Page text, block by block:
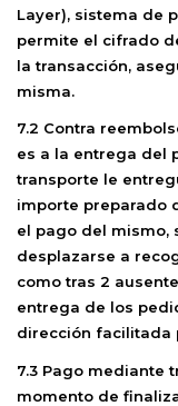
Layer), sistema de
permite el cifrado
la transacción,
misma.
7.2 Contra
es a la entrega del
transporte le
importe preparado
el pago del mismo,
desplazarse a
como tras 2
entrega de los
dirección facilitada
7.3 Pago mediante
momento de